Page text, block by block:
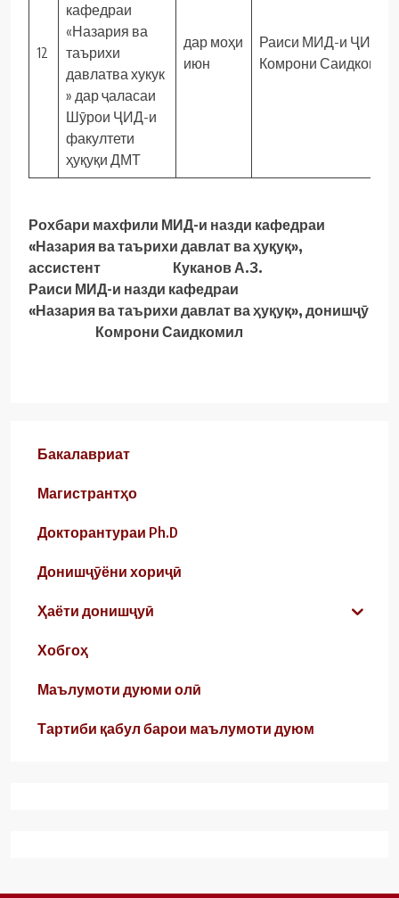
12
кафедраи
«Назария ва
таърихи
давлатва хукук
» дар ҷаласаи
Шӯрои ҶИД-и
факултети
ҳуқуқи ДМТ
дар моҳи
июн
Раиси МИД-и ҶИД
Комрони Саидкомил
Рохбари махфили МИД-и назди кафедраи
«Назария ва таърихи давлат ва ҳуқуқ»,
ассистент Куканов А.З.
Раиси МИД-и назди кафедраи
«Назария ва таърихи давлат ва ҳуқуқ», донишҷӯ
Комрони Саидкомил
Бакалавриат
Магистрантҳо
Докторантураи Ph.D
Донишҷӯёни хориҷӣ
Ҳаёти донишҷуӣ
Хобгоҳ
Маълумоти дуюми олӣ
Тартиби қабул барои маълумоти дуюм